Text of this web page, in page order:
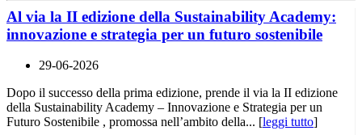
Al via la II edizione della Sustainability Academy:
innovazione e strategia per un futuro sostenibile
29-06-2026
Dopo il successo della prima edizione, prende il via la II edizione
della Sustainability Academy – Innovazione e Strategia per un
Futuro Sostenibile , promossa nell’ambito della... [leggi tutto]